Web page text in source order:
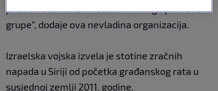
prisutni libanonski Hezbolah i druge proiranske
grupe”, dodaje ova nevladina organizacija.
Izraelska vojska izvela je stotine zračnih
napada u Siriji od početka građanskog rata u
susjednoj zemlji 2011. godine.